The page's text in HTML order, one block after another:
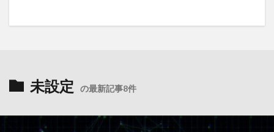
未設定 の最新記事8件